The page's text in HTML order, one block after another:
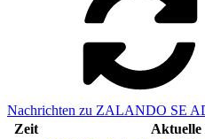
Nachrichten zu ZALANDO SE
Zeit
Aktuelle